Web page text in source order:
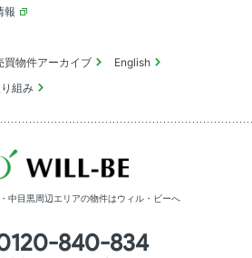
報
買物件アーカイブ
English
組み
中目黒周辺エリアの物件はウィル・ビーへ
840-834